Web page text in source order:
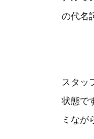
の代名
スタッ
状態で
ミなが